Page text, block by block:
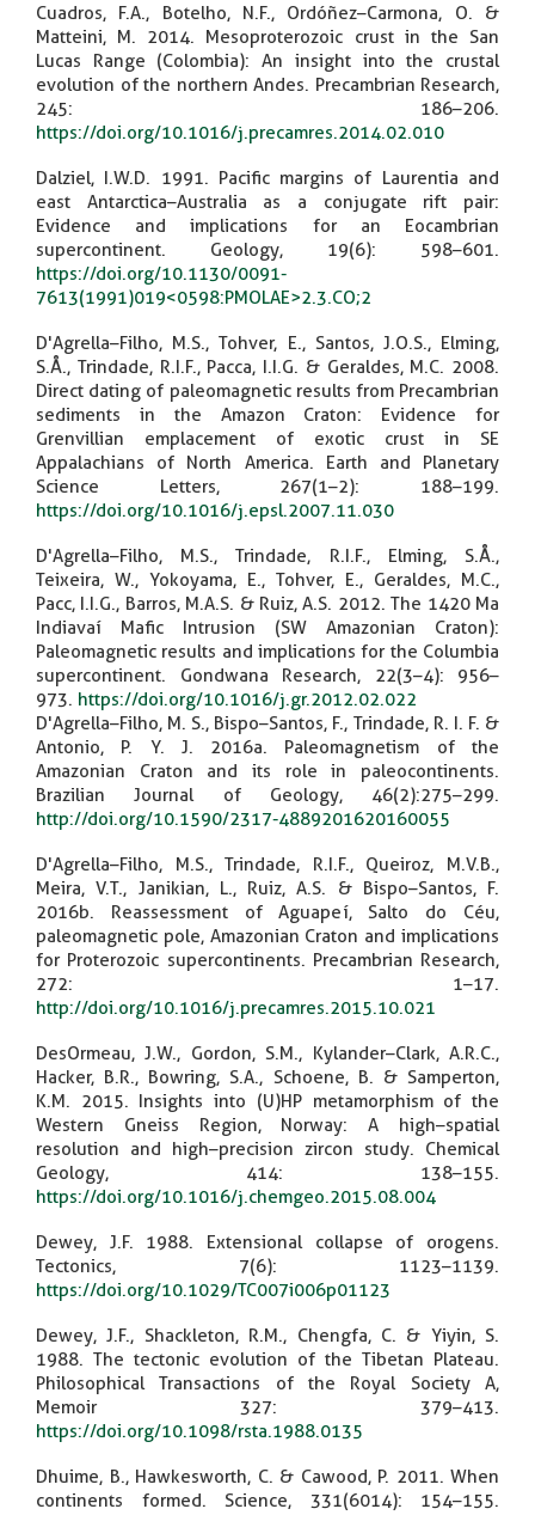
Cuadros, F.A., Botelho, N.F., Ordóñez–Carmona, O. &
Matteini, M. 2014. Mesoproterozoic crust in the San
Lucas Range (Colombia): An insight into the crustal
evolution of the northern Andes. Precambrian Research,
245: 186–206.
https://doi.org/10.1016/j.precamres.2014.02.010
Dalziel, I.W.D. 1991. Pacific margins of Laurentia and
east Antarctica–Australia as a conjugate rift pair:
Evidence and implications for an Eocambrian
supercontinent. Geology, 19(6): 598–601.
https://doi.org/10.1130/0091-
7613(1991)019<0598:PMOLAE>2.3.CO;2
D'Agrella–Filho, M.S., Tohver, E., Santos, J.O.S., Elming,
S.Å., Trindade, R.I.F., Pacca, I.I.G. & Geraldes, M.C. 2008.
Direct dating of paleomagnetic results from Precambrian
sediments in the Amazon Craton: Evidence for
Grenvillian emplacement of exotic crust in SE
Appalachians of North America. Earth and Planetary
Science Letters, 267(1–2): 188–199.
https://doi.org/10.1016/j.epsl.2007.11.030
D'Agrella–Filho, M.S., Trindade, R.I.F., Elming, S.Å.,
Teixeira, W., Yokoyama, E., Tohver, E., Geraldes, M.C.,
Pacc, I.I.G., Barros, M.A.S. & Ruiz, A.S. 2012. The 1420 Ma
Indiavaí Mafic Intrusion (SW Amazonian Craton):
Paleomagnetic results and implications for the Columbia
supercontinent. Gondwana Research, 22(3–4): 956–
973. https://doi.org/10.1016/j.gr.2012.02.022
D'Agrella–Filho, M. S., Bispo–Santos, F., Trindade, R. I. F. &
Antonio, P. Y. J. 2016a. Paleomagnetism of the
Amazonian Craton and its role in paleocontinents.
Brazilian Journal of Geology, 46(2):275–299.
http://doi.org/10.1590/2317-4889201620160055
D'Agrella–Filho, M.S., Trindade, R.I.F., Queiroz, M.V.B.,
Meira, V.T., Janikian, L., Ruiz, A.S. & Bispo–Santos, F.
2016b. Reassessment of Aguapeí, Salto do Céu,
paleomagnetic pole, Amazonian Craton and implications
for Proterozoic supercontinents. Precambrian Research,
272: 1–17.
http://doi.org/10.1016/j.precamres.2015.10.021
DesOrmeau, J.W., Gordon, S.M., Kylander–Clark, A.R.C.,
Hacker, B.R., Bowring, S.A., Schoene, B. & Samperton,
K.M. 2015. Insights into (U)HP metamorphism of the
Western Gneiss Region, Norway: A high–spatial
resolution and high–precision zircon study. Chemical
Geology, 414: 138–155.
https://doi.org/10.1016/j.chemgeo.2015.08.004
Dewey, J.F. 1988. Extensional collapse of orogens.
Tectonics, 7(6): 1123–1139.
https://doi.org/10.1029/TC007i006p01123
Dewey, J.F., Shackleton, R.M., Chengfa, C. & Yiyin, S.
1988. The tectonic evolution of the Tibetan Plateau.
Philosophical Transactions of the Royal Society A,
Memoir 327: 379–413.
https://doi.org/10.1098/rsta.1988.0135
Dhuime, B., Hawkesworth, C. & Cawood, P. 2011. When
continents formed. Science, 331(6014): 154–155.